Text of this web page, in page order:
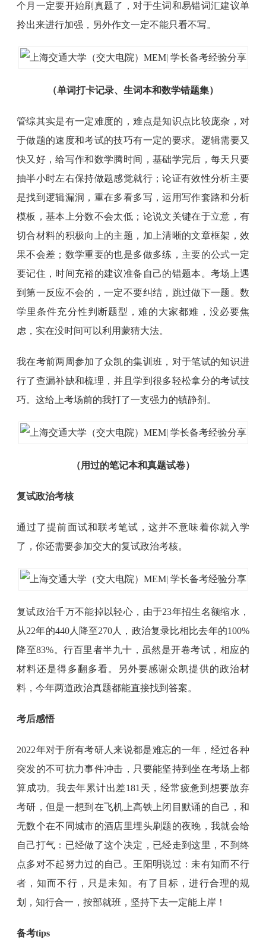
个月一定要开始刷真题了，对于生词和易错词汇建议单
拎出来进行加强，另外作文一定不能只看不写。
（单词打卡记录、生词本和数学错题集）
管综其实是有一定难度的，难点是知识点比较庞杂，对
于做题的速度和考试的技巧有一定的要求。逻辑需要又
快又好，给写作和数学腾时间，基础学完后，每天只要
抽半小时左右保持做题感觉就行；论证有效性分析主要
是找到逻辑漏洞，重在多看多写，运用写作套路和分析
模板，基本上分数不会太低；论说文关键在于立意，有
切合材料的积极向上的主题，加上清晰的文章框架，效
果不会差；数学重要的也是多做多练，主要的公式一定
要记住，时间充裕的建议准备自己的错题本。考场上遇
到第一反应不会的，一定不要纠结，跳过做下一题。数
学里条件充分性判断题型，难的大家都难，没必要焦
虑，实在没时间可以利用蒙猜大法。
我在考前两周参加了众凯的集训班，对于笔试的知识进
行了查漏补缺和梳理，并且学到很多轻松拿分的考试技
巧。这给上考场前的我打了一支强力的镇静剂。
（用过的笔记本和真题试卷）
复试政治考核
通过了提前面试和联考笔试，这并不意味着你就入学
了，你还需要参加交大的复试政治考核。
复试政治千万不能掉以轻心，由于23年招生名额缩水，
从22年的440人降至270人，政治复录比相比去年的100%
降至83%。行百里者半九十，虽然是开卷考试，相应的
材料还是得多翻多看。另外要感谢众凯提供的政治材
料，今年两道政治真题都能直接找到答案。
考后感悟
2022年对于所有考研人来说都是难忘的一年，经过各种
突发的不可抗力事件冲击，只要能坚持到坐在考场上都
算成功。我去年累计出差181天，经常疲惫到想要放弃
考研，但是一想到在飞机上高铁上闭目默诵的自己，和
无数个在不同城市的酒店里埋头刷题的夜晚，我就会给
自己打气：已经做了这个决定，已经走到这里，不到终
点多对不起努力过的自己。王阳明说过：未有知而不行
者，知而不行，只是未知。有了目标，进行合理的规
划，知行合一，按部就班，坚持下去一定能上岸！
备考tips